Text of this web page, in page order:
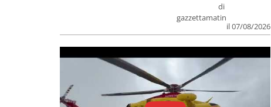
di
gazzettamatin
il 07/08/2026